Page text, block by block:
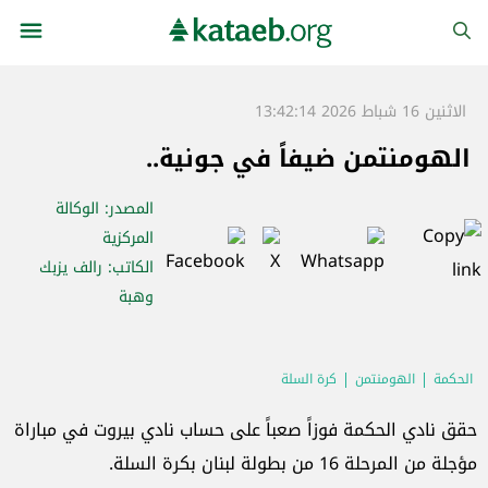
الاثنين 16 شباط 2026 13:42:14
الهومنتمن ضيفاً في جونية..
المصدر: الوكالة
المركزية
الكاتب: رالف يزبك
وهبة
الحكمة الهومنتمن كرة السلة
حقق نادي الحكمة فوزاً صعباً على حساب نادي بيروت في مباراة
مؤجلة من المرحلة 16 من بطولة لبنان بكرة السلة.